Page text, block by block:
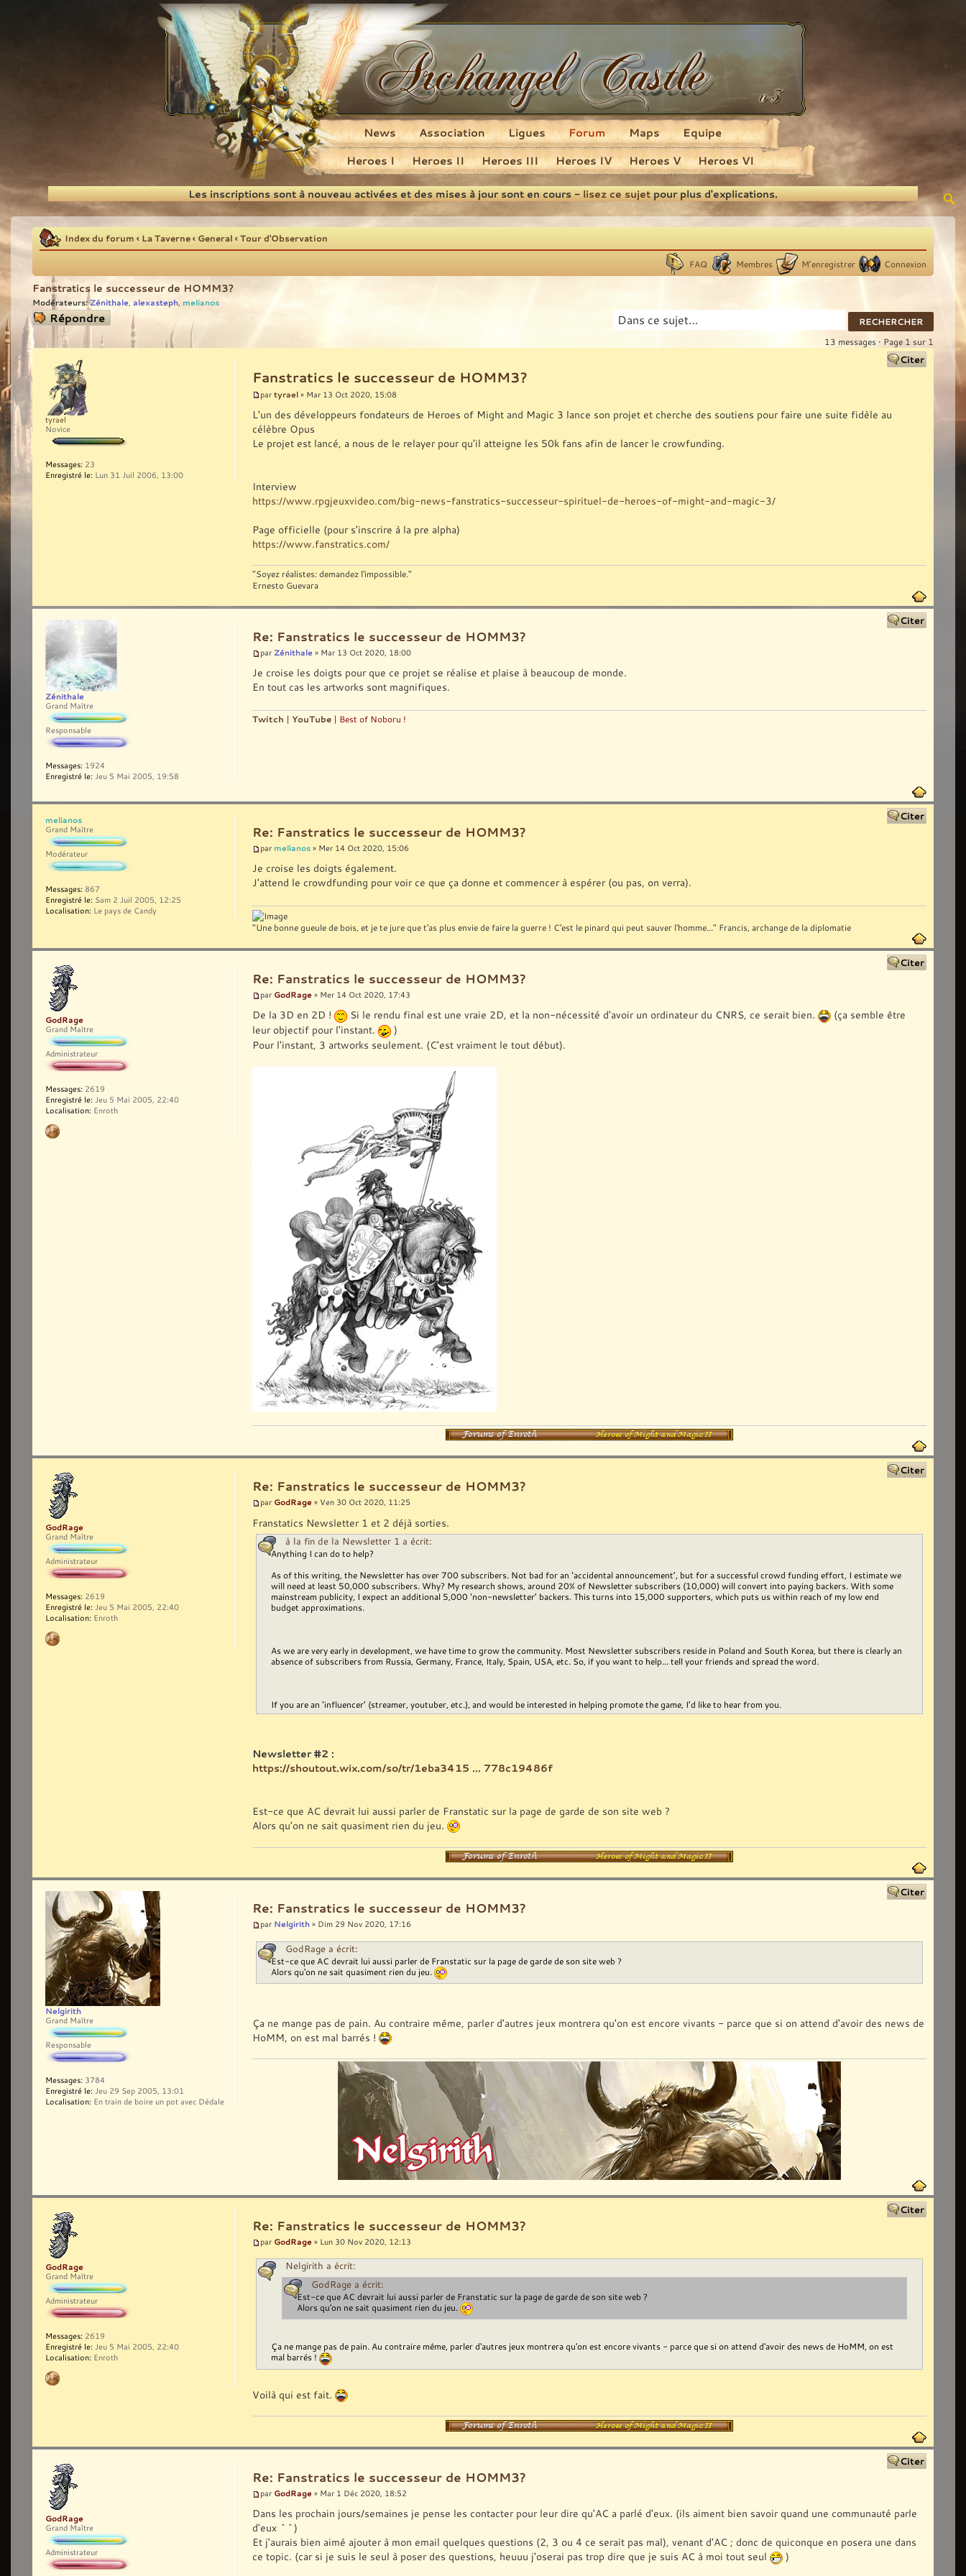
Recherche
Heroes I Heroes II Heroes III Heroes IV Heroes V Heroes VI
News Association Ligues Forum Maps Equipe
Les inscriptions sont à nouveau activées et des mises à jour sont en cours -lisez ce sujetpour plus d'explications.
Index du forum ‹ La Taverne‹ General ‹Tour d'Observation
FAQ Membres M’enregistrer Connexion
Fanstratics le successeur de HOMM3?
Modérateurs: Zénithale, alexasteph, melianos
Répondre
13 messages • Page 1 sur 1
Fanstratics le successeur de HOMM3?
partyrael » Mar 13 Oct 2020, 15:08
L'un des développeurs fondateurs de Heroes of Might and Magic 3 lance son projet et cherche des soutiens pour faire une suite fidèle au
célèbre Opus
Le projet est lancé, a nous de le relayer pour qu'il atteigne les 50k fans afin de lancer le crowfunding.
Interview
https://www.rpgjeuxvideo.com/big-news-fanstratics-successeur-spirituel-de-heroes-of-might-and-magic-3/
Page officielle (pour s'inscrire à la pre alpha)
https://www.fanstratics.com/
"Soyez réalistes: demandez l'impossible."
Ernesto Guevara
tyrael
Novice
Messages: 23
Enregistré le: Lun 31 Juil 2006, 13:00
Re: Fanstratics le successeur de HOMM3?
par Zénithale » Mar 13 Oct 2020, 18:00
Je croise les doigts pour que ce projet se réalise et plaise à beaucoup de monde.
En tout cas les artworks sont magnifiques.
Twitch | YouTube | Best of Noboru !
Zénithale
Grand Maître
Responsable
Messages: 1924
Enregistré le: Jeu 5 Mai 2005, 19:58
Re: Fanstratics le successeur de HOMM3?
par melianos » Mer 14 Oct 2020, 15:06
Je croise les doigts également.
J'attend le crowdfunding pour voir ce que ça donne et commencer à espérer (ou pas, on verra).
"Une bonne gueule de bois, et je te jure que t'as plus envie de faire la guerre ! C'est le pinard qui peut sauver l'homme..." Francis, archange de la diplomatie
melianos
Grand Maître
Modérateur
Messages: 867
Enregistré le: Sam 2 Juil 2005, 12:25
Localisation: Le pays de Candy
Re: Fanstratics le successeur de HOMM3?
par GodRage » Mer 14 Oct 2020, 17:43
De la 3D en 2D ! Si le rendu final est une vraie 2D, et la non-nécessité d'avoir un ordinateur du CNRS, ce serait bien.
(ça semble être
leur objectif pour l'instant.
)
Pour l'instant, 3 artworks seulement. (C'est vraiment le tout début).
GodRage
Grand Maître
Administrateur
Messages: 2619
Enregistré le: Jeu 5 Mai 2005, 22:40
Localisation: Enroth
Re: Fanstratics le successeur de HOMM3?
par GodRage » Ven 30 Oct 2020, 11:25
Franstatics Newsletter 1 et 2 déjà sorties.
à la fin de la Newsletter 1 a écrit:
Anything I can do to help?
As of this writing, the Newsletter has over 700 subscribers. Not bad for an ‘accidental announcement’, but for a successful crowd funding effort, I estimate we
will need at least 50,000 subscribers. Why? My research shows, around 20% of Newsletter subscribers (10,000) will convert into paying backers. With some
mainstream publicity, I expect an additional 5,000 ‘non-newsletter’ backers. This turns into 15,000 supporters, which puts us within reach of my low end
budget approximations.
As we are very early in development, we have time to grow the community. Most Newsletter subscribers reside in Poland and South Korea, but there is clearly an
absence of subscribers from Russia, Germany, France, Italy, Spain, USA, etc. So, if you want to help... tell your friends and spread the word.
If you are an ‘influencer’ (streamer, youtuber, etc.), and would be interested in helping promote the game, I’d like to hear from you.
Newsletter #2 :
https://shoutout.wix.com/so/tr/1eba3415 ... 778c19486f
Est-ce que AC devrait lui aussi parler de Franstatic sur la page de garde de son site web ?
Alors qu'on ne sait quasiment rien du jeu.
GodRage
Grand Maître
Administrateur
Messages: 2619
Enregistré le: Jeu 5 Mai 2005, 22:40
Localisation: Enroth
Re: Fanstratics le successeur de HOMM3?
par Nelgirith » Dim 29 Nov 2020, 17:16
GodRage a écrit:
Est-ce que AC devrait lui aussi parler de Franstatic sur la page de garde de son site web ?
Alors qu'on ne sait quasiment rien du jeu.
Ça ne mange pas de pain. Au contraire même, parler d'autres jeux montrera qu'on est encore vivants - parce que si on attend d'avoir des news de
HoMM, on est mal barrés !
Nelgirith
Grand Maître
Responsable
Messages: 3784
Enregistré le: Jeu 29 Sep 2005, 13:01
Localisation: En train de boire un pot avec Dédale
Re: Fanstratics le successeur de HOMM3?
par GodRage » Lun 30 Nov 2020, 12:13
Nelgirith a écrit:
GodRage a écrit:
Est-ce que AC devrait lui aussi parler de Franstatic sur la page de garde de son site web ?
Alors qu'on ne sait quasiment rien du jeu.
Ça ne mange pas de pain. Au contraire même, parler d'autres jeux montrera qu'on est encore vivants - parce que si on attend d'avoir des news de HoMM, on est
mal barrés !
Voilà qui est fait.
GodRage
Grand Maître
Administrateur
Messages: 2619
Enregistré le: Jeu 5 Mai 2005, 22:40
Localisation: Enroth
Re: Fanstratics le successeur de HOMM3?
par GodRage » Mar 1 Déc 2020, 18:52
Dans les prochain jours/semaines je pense les contacter pour leur dire qu'AC a parlé d'eux. (ils aiment bien savoir quand une communauté parle
d'eux ^^)
Et j'aurais bien aimé ajouter à mon email quelques questions (2, 3 ou 4 ce serait pas mal), venant d'AC ; donc de quiconque en posera une dans
ce topic. (car si je suis le seul à poser des questions, heuuu j'oserai pas trop dire que je suis AC à moi tout seul
)
GodRage
Grand Maître
Administrateur